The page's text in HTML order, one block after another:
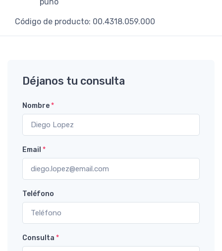
Código de producto: 00.4318.059.000
Déjanos tu consulta
Nombre*
Email *
Teléfono
Consulta *